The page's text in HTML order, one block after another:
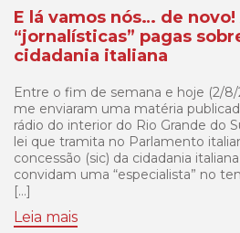
E lá vamos nós… de
“jornalísticas” pagas
cidadania italiana
Entre o fim de semana e hoje (2/8/
me enviaram uma matéria
rádio do interior do Rio Grande do
lei que tramita no Parlamento
concessão (sic) da cidadania
convidam uma “especialista” no
[…]
Leia mais